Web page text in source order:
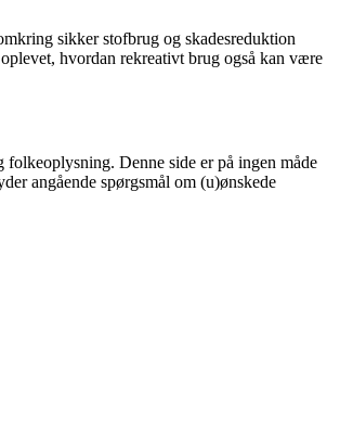
sikker stofbrug og skadesreduktion
hvordan rekreativt brug også kan være
Denne side er på ingen måde
angående spørgsmål om (u)ønskede